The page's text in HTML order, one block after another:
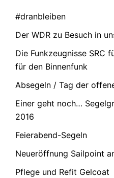
#dranbleiben
Der WDR zu Besuch in
Die Funkzeugnisse SRC
für den Binnenfunk
Absegeln / Tag der
Einer geht noch…
2016
Feierabend-Segeln
Neueröffnung Sailpoint
Pflege und Refit Gelcoat